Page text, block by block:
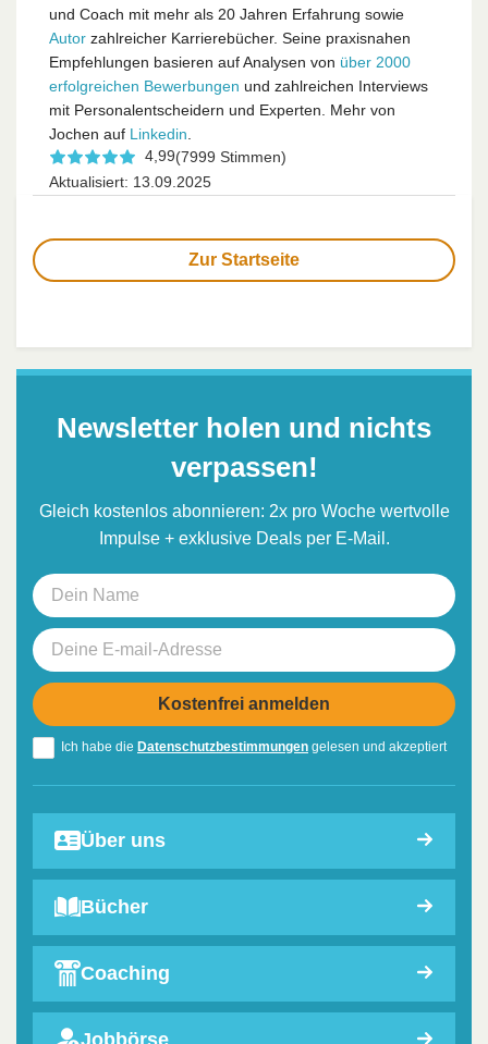
und Coach mit mehr als 20 Jahren Erfahrung sowie
Autor zahlreicher Karrierebücher. Seine praxisnahen
Empfehlungen basieren auf Analysen von über 2000
erfolgreichen Bewerbungen und zahlreichen Interviews
mit Personalentscheidern und Experten. Mehr von
Jochen auf Linkedin
4,99(7999 Stimmen)
Aktualisiert: 13.09.2025
Zur Startseite
Newsletter holen und nichts
verpassen!
Gleich kostenlos abonnieren: 2x pro Woche wertvolle
Impulse + exklusive Deals per E-Mail.
Ich habe die Datenschutzbestimmungen gelesen und akzeptiert
Über uns
Bücher
Coaching
Jobbörse